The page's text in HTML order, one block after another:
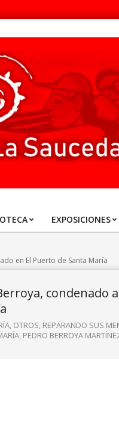
EXPOSICIONES
en El Puerto de Santa María
condenado
, OTROS, REPARANDO SUS
, PEDRO BERROYA